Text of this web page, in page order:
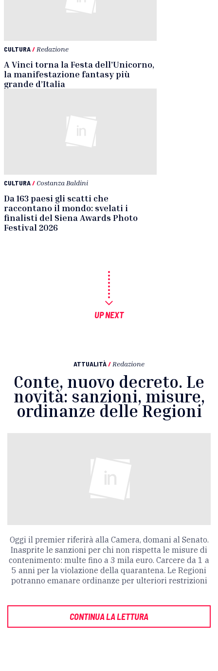
CULTURA/ Redazione
A Vinci torna la Festa dell’Unicorno,
la manifestazione fantasy più
grande d’Italia
CULTURA/ Costanza Baldini
Da 163 paesi gli scatti che
raccontano il mondo: svelati i
finalisti del Siena Awards Photo
Festival 2026
UP NEXT
ATTUALITÀ/ Redazione
Conte, nuovo decreto. Le
novità: sanzioni, misure,
ordinanze delle Regioni
Oggi il premier riferirà alla Camera, domani al Senato.
Inasprite le sanzioni per chi non rispetta le misure di
contenimento: multe fino a 3 mila euro. Carcere da 1 a
5 anni per la violazione della quarantena. Le Regioni
potranno emanare ordinanze per ulteriori restrizioni
CONTINUA LA LETTURA